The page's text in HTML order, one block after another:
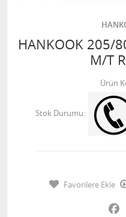
HANKOOK 205/
M/T
Ürün
Stok Durumu
Favorilere Ekle